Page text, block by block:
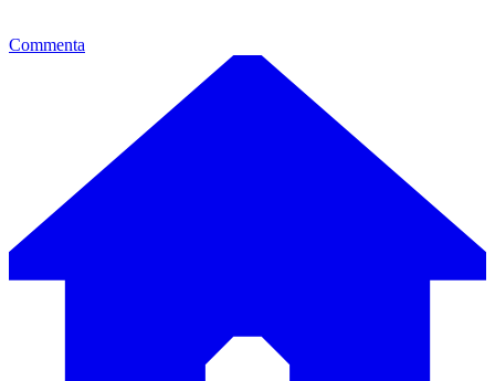
Commenta